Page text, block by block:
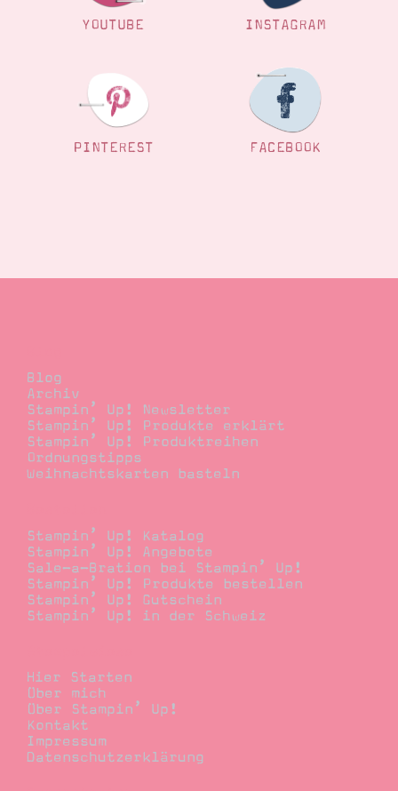
YOUTUBE INSTAGRAM
PINTEREST FACEBOOK
Blog
Archiv
Stampin’ Up! Newsletter
Stampin’ Up! Produkte erklärt
Stampin’ Up! Produktreihen
Ordnungstipps
Weihnachtskarten basteln
Stampin’ Up! Katalog
Stampin’ Up! Angebote
Sale-a-Bration bei Stampin’ Up!
Stampin’ Up! Produkte bestellen
Stampin’ Up! Gutschein
Stampin’ Up! in der Schweiz
Hier Starten
Über mich
Über Stampin’ Up!
Kontakt
Impressum
Datenschutzerklärung